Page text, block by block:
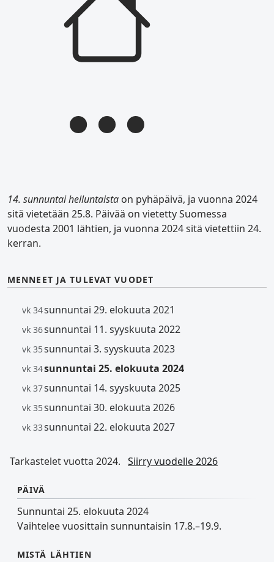
14. sunnuntai helluntaista on pyhäpäivä, ja vuonna 2024
sitä vietetään 25.8. Päivää on vietetty Suomessa
vuodesta 2001 lähtien, ja vuonna 2024 sitä vietettiin 24.
kerran.
MENNEET JA TULEVAT VUODET
vk 34sunnuntai 29. elokuuta 2021
vk 36sunnuntai 11. syyskuuta 2022
vk 35sunnuntai 3. syyskuuta 2023
vk 34sunnuntai 25. elokuuta 2024
vk 37sunnuntai 14. syyskuuta 2025
vk 35sunnuntai 30. elokuuta 2026
vk 33sunnuntai 22. elokuuta 2027
Tarkastelet vuotta 2024. Siirry vuodelle 2026
PÄIVÄ
Sunnuntai 25. elokuuta 2024
Vaihtelee vuosittain sunnuntaisin 17.8.–19.9.
MISTÄ LÄHTIEN